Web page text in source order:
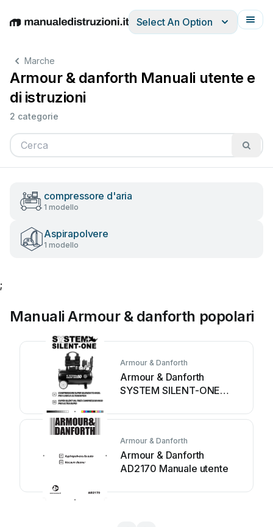
EnglishDeutschEspañolItalianoFrançais
Select An Option
Marche
Armour & danforth Manuali utente e
di istruzioni
2 categorie
compressore d'aria
1 modello
Aspirapolvere
1 modello
;
Manuali Armour & danforth popolari
Armour & Danforth
Armour & Danforth
SYSTEM SILENT-ONE
Armour & Danforth
Armour & Danforth
AD2170 Manuale utente